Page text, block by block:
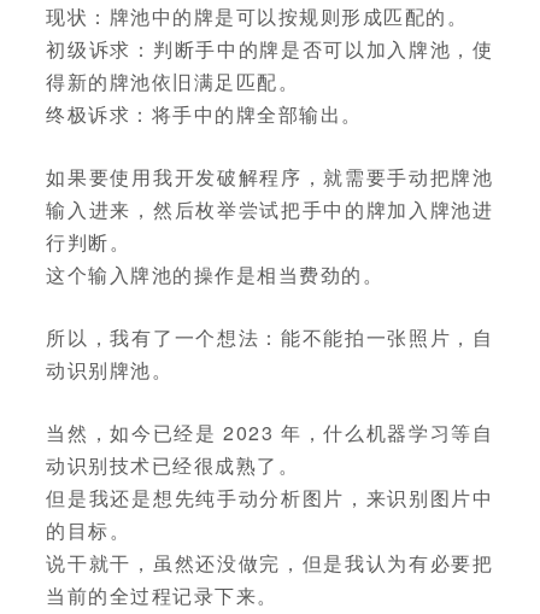
现状：牌池中的牌是可以按规则形成匹配的。
初级诉求：判断手中的牌是否可以加入牌池，使
得新的牌池依旧满足匹配。
终极诉求：将手中的牌全部输出。
如果要使用我开发破解程序，就需要手动把牌池
输入进来，然后枚举尝试把手中的牌加入牌池进
行判断。
这个输入牌池的操作是相当费劲的。
所以，我有了一个想法：能不能拍一张照片，自
动识别牌池。
当然，如今已经是 2023 年，什么机器学习等自
动识别技术已经很成熟了。
但是我还是想先纯手动分析图片，来识别图片中
的目标。
说干就干，虽然还没做完，但是我认为有必要把
当前的全过程记录下来。